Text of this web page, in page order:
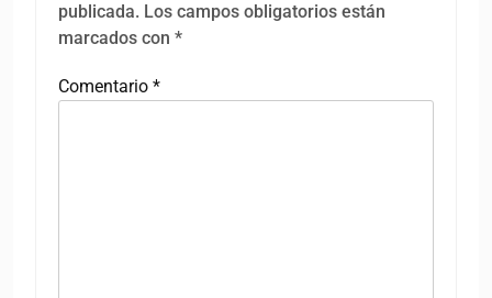
publicada. Los campos obligatorios están
marcados con *
Comentario *